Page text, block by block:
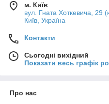
м. Київ
вул. Гната Хоткевича, 29
Київ, Україна
Контакти
Сьогодні вихідний
Показати весь графік
Про нас